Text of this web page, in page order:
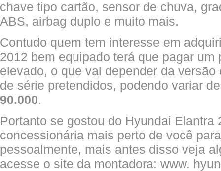
chave tipo cartão, sensor de chuva,
ABS, airbag duplo e muito mais.
Contudo quem tem interesse em
2012 bem equipado terá que pagar um
elevado, o que vai depender da
de série pretendidos, podendo variar
90.000.
Portanto se gostou do Hyundai Elantra
concessionária mais perto de você
pessoalmente, mais antes disso veja
acesse o site da montadora: www.